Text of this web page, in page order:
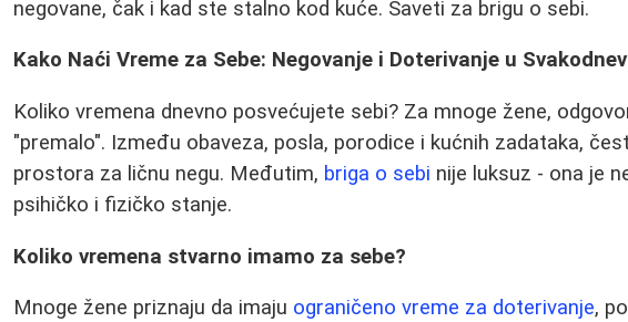
negovane, čak i kad ste stalno kod kuće. Saveti za brigu o sebi.
Kako Naći Vreme za Sebe: Negovanje i Doterivanje u
Koliko vremena dnevno posvećujete sebi? Za mnoge žene,
"premalo". Između obaveza, posla, porodice i kućnih zadataka,
prostora za ličnu negu. Međutim, briga o sebi nije luksuz - ona je
psihičko i fizičko stanje.
Koliko vremena stvarno imamo za sebe?
Mnoge žene priznaju da imaju ograničeno vreme za doterivanje,